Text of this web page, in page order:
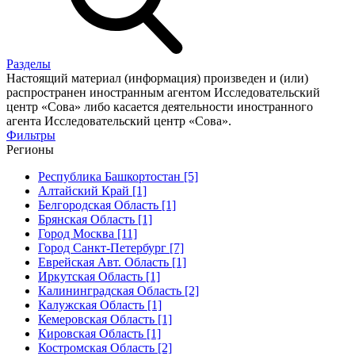
Разделы
Настоящий материал (информация) произведен и (или)
распространен иностранным агентом Исследовательский
центр «Сова» либо касается деятельности иностранного
агента Исследовательский центр «Сова».
Фильтры
Регионы
Республика Башкортостан [5]
Алтайский Край [1]
Белгородская Область [1]
Брянская Область [1]
Город Москва [11]
Город Санкт-Петербург [7]
Еврейская Авт. Область [1]
Иркутская Область [1]
Калининградская Область [2]
Калужская Область [1]
Кемеровская Область [1]
Кировская Область [1]
Костромская Область [2]